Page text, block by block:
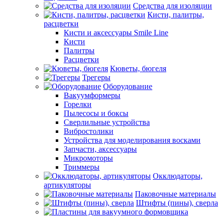
Средства для изоляции
Кисти, палитры,
расцветки
Кисти и аксессуары Smile Line
Кисти
Палитры
Расцветки
Кюветы, бюгеля
Трегеры
Оборудование
Вакуумформеры
Горелки
Пылесосы и боксы
Сверлильные устройства
Вибростолики
Устройства для моделирования восками
Запчасти, аксессуары
Микромоторы
Триммеры
Окклюдаторы,
артикуляторы
Паковочные материалы
Штифты (пины), сверла